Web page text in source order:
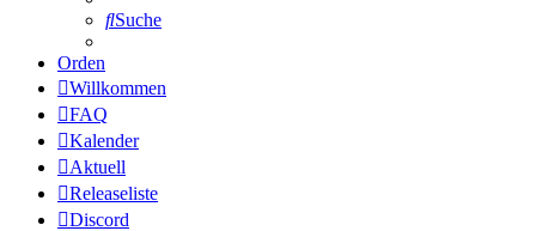
Suche
Orden
Willkommen
FAQ
Kalender
Aktuell
Releaseliste
Discord